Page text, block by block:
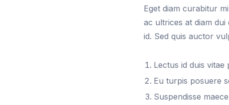
Eget diam curabitur
ac ultrices at diam
id. Sed quis auctor
Lectus id duis
Eu turpis posuere
Suspendisse